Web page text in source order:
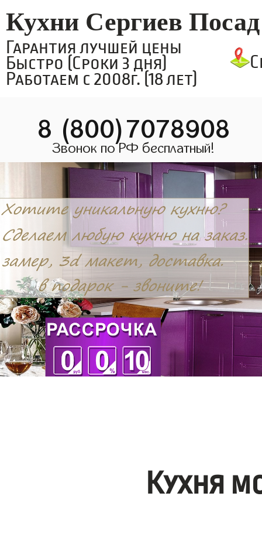
Кухни Сергиев Посад
Гарантия лучшей цены
Быстро (Сроки 3 дня)
Работаем с 2008г. (18 лет)
8 (800)7078908
Звонок по РФ бесплатный!
Кухня